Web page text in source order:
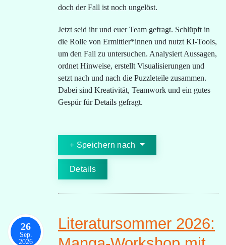
doch der Fall ist noch ungelöst.
Jetzt seid ihr und euer Team gefragt. Schlüpft in
die Rolle von Ermittler*innen und nutzt KI-Tools,
um den Fall zu untersuchen. Analysiert Aussagen,
ordnet Hinweise, erstellt Visualisierungen und
setzt nach und nach die Puzzleteile zusammen.
Dabei sind Kreativität, Teamwork und ein gutes
Gespür für Details gefragt.
Speichern nach
Details
26
Sep.
2026
Literatursommer 2026: